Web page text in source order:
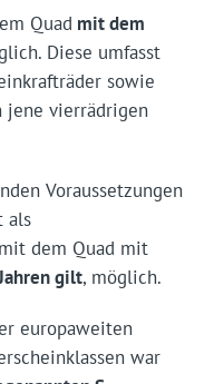
Quad mit dem
Diese umfasst
sowie
jene vierrädrigen
Voraussetzungen
als
dem Quad mit
gilt, möglich.
europaweiten
war